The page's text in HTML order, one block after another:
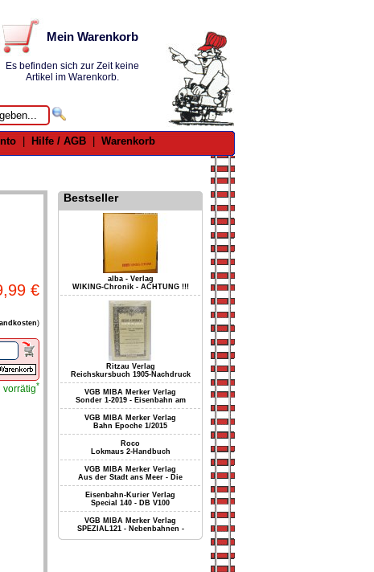
Mein Warenkorb
Es befinden sich zur Zeit keine
Artikel im Warenkorb.
Hilfe / AGB Warenkorb
€
)
vorrätig*
Bestseller
alba - Verlag
WIKING-Chronik - ACHTUNG !!!
Ritzau Verlag
Reichskursbuch 1905-Nachdruck
VGB MIBA Merker Verlag
Sonder 1-2019 - Eisenbahn am
VGB MIBA Merker Verlag
Bahn Epoche 1/2015
Roco
Lokmaus 2-Handbuch
VGB MIBA Merker Verlag
Aus der Stadt ans Meer - Die
Eisenbahn-Kurier Verlag
Special 140 - DB V100
VGB MIBA Merker Verlag
SPEZIAL121 - Nebenbahnen -